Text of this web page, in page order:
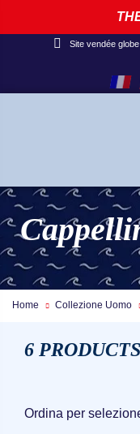
Site vendée globe
Home Collezione Uomo
6 PRODUCTS
Ordina per